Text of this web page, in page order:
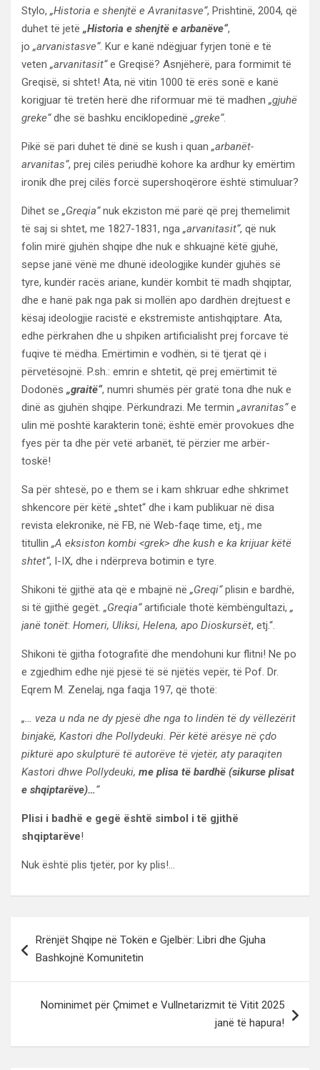
Stylo, „Historia e shenjtë e Avranitasve“, Prishtinë, 2004, që
duhet të jetë „Historia e shenjtë e arbanëve“,
jo „arvanistasve“. Kur e kanë ndëgjuar fyrjen tonë e të
veten „arvanitasit“e Greqisë? Asnjëherë, para formimit të
Greqisë, si shtet! Ata, në vitin 1000 të erës sonë e kanë
korigjuar të tretën herë dhe riformuar më të madhen „gjuhë
greke“dhe së bashku enciklopedinë „greke“.
Pikë së pari duhet të dinë se kush i quan „arbanët-
arvanitas“, prej cilës periudhë kohore ka ardhur ky emërtim
ironik dhe prej cilës forcë supershoqërore është stimuluar?
Dihet se „Greqia“nuk ekziston më parë që prej themelimit
të saj si shtet, me 1827-1831, nga „arvanitasit“, që nuk
folin mirë gjuhën shqipe dhe nuk e shkuajnë këtë gjuhë,
sepse janë vënë me dhunë ideologjike kundër gjuhës së
tyre, kundër racës ariane, kundër kombit të madh shqiptar,
dhe e hanë pak nga pak si mollën apo dardhën drejtuest e
kësaj ideologjie racistë e ekstremiste antishqiptare. Ata,
edhe përkrahen dhe u shpiken artificialisht prej forcave të
fuqive të mëdha. Emërtimin e vodhën, si të tjerat që i
përvetësojnë. P.sh.: emrin e shtetit, që prej emërtimit të
Dodonës „graitë“, numri shumës për gratë tona dhe nuk e
dinë as gjuhën shqipe. Përkundrazi. Me termin „avranitas“e
ulin më poshtë karakterin tonë; është emër provokues dhe
fyes për ta dhe për vetë arbanët, të përzier me arbër-
toskë!
Sa për shtesë, po e them se i kam shkruar edhe shkrimet
shkencore për këtë „shtet“ dhe i kam publikuar në disa
revista elekronike, në FB, në Web-faqe time, etj., me
titullin „A eksiston kombi <grek> dhe kush e ka krijuar këtë
shtet“, I-IX, dhe i ndërpreva botimin e tyre.
Shikoni të gjithë ata që e mbajnë në „Greqi“plisin e bardhë,
si të gjithë gegët. „Greqia“artificiale thotë këmbëngultazi, „
janë tonët: Homeri, Uliksi, Helena, apo Dioskursët, etj.“.
Shikoni të gjitha fotografitë dhe mendohuni kur flitni! Ne po
e zgjedhim edhe një pjesë të së njëtës vepër, të Pof. Dr.
Eqrem M. Zenelaj, nga faqja 197, që thotë:
„… veza u nda ne dy pjesë dhe nga to lindën të dy vëllezërit
binjakë, Kastori dhe Pollydeuki. Për këtë arësye në çdo
pikturë apo skulpturë të autorëve të vjetër, aty paraqiten
Kastori dhwe Pollydeuki, me plisa të bardhë (sikurse plisat
e shqiptarëve)…“
Plisi i badhë e gegë është simbol i të gjithë
shqiptarëve!
Nuk është plis tjetër, por ky plis!…
te
Rrënjët Shqipe në Tokën e Gjelbër: Libri dhe Gjuha
Bashkojnë Komunitetin
Nominimet për Çmimet e Vullnetarizmit të Vitit 2025
janë të hapura!